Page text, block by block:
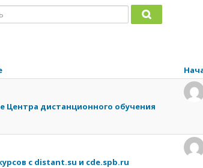
Искать
Центра дистанционного обучения
с distant.su и cde.spb.ru